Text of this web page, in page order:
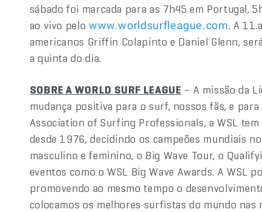
sábado foi marcada para as 7h45 em Portugal,
ao vivo pelo www.worldsurfleague.com. A
americanos Griffin Colapinto e Daniel Glenn,
a quinta do dia.
SOBRE A WORLD SURF LEAGUE – A missão da
mudança positiva para o surf, nossos fãs, e
Association of Surfing Professionals, a WSL
desde 1976, decidindo os campeões mundiais
masculino e feminino, o Big Wave Tour, o
eventos como o WSL Big Wave Awards. A WSL
promovendo ao mesmo tempo o
colocamos os melhores surfistas do mundo nas